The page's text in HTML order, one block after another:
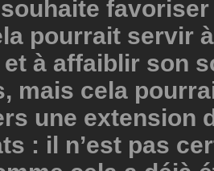
pourrait servir
à affaiblir son
mais cela
une extension
: il n’est pas